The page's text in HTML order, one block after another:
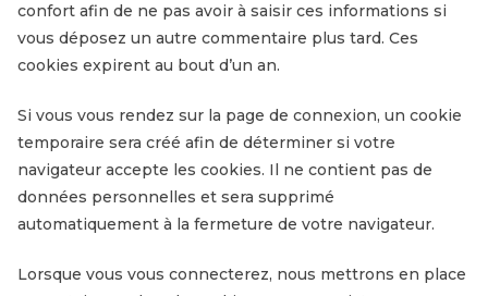
confort afin de ne pas avoir à saisir ces informations si
vous déposez un autre commentaire plus tard. Ces
cookies expirent au bout d’un an.
Si vous vous rendez sur la page de connexion, un cookie
temporaire sera créé afin de déterminer si votre
navigateur accepte les cookies. Il ne contient pas de
données personnelles et sera supprimé
automatiquement à la fermeture de votre navigateur.
Lorsque vous vous connecterez, nous mettrons en place